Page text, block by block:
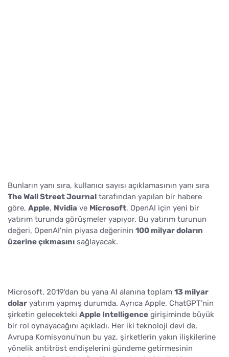
Bunların yanı sıra, kullanıcı sayısı açıklamasının yanı sıra
The Wall Street Journal tarafından yapılan bir habere
göre, Apple, Nvidia ve Microsoft, OpenAI için yeni bir
yatırım turunda görüşmeler yapıyor. Bu yatırım turunun
değeri, OpenAI'nin piyasa değerinin 100 milyar doların
üzerine çıkmasını sağlayacak.
Microsoft, 2019'dan bu yana AI alanına toplam 13 milyar
dolar yatırım yapmış durumda. Ayrıca Apple, ChatGPT'nin
şirketin gelecekteki Apple Intelligence girişiminde büyük
bir rol oynayacağını açıkladı. Her iki teknoloji devi de,
Avrupa Komisyonu'nun bu yaz, şirketlerin yakın ilişkilerine
yönelik antitröst endişelerini gündeme getirmesinin